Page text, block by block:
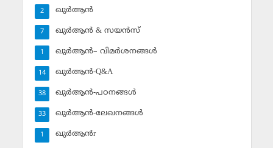
ഖുര്‍ആന്‍
2
ഖുര്‍ആന്‍ & സയന്‍സ്‌
7
ഖുര്‍ആന്‍– വിമര്‍ശനങ്ങള്‍
1
ഖുര്‍ആന്‍-Q&A
14
ഖുര്‍ആന്‍-പഠനങ്ങള്‍
38
ഖുര്‍ആന്‍-ലേഖനങ്ങള്‍
33
ഖുര്‍ആന്‍r
1